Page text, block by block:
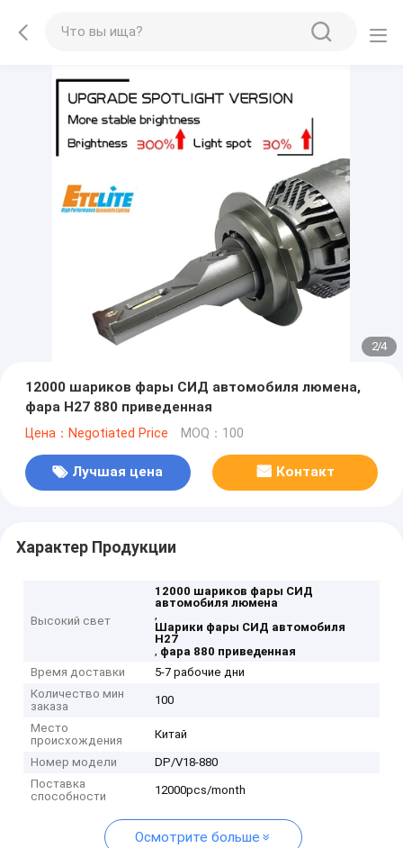
2/4
12000 шариков фары СИД автомобиля люмена,
фара H27 880 приведенная
Цена：Negotiated Price MOQ：100
Лучшая цена Контакт
Характер Продукции
Высокий свет
12000 шариков фары СИД
автомобиля люмена
,
Шарики фары СИД автомобиля
H27
, фара 880 приведенная
Время доставки
5-7 рабочие дни
Количество мин
заказа
100
Место
происхождения
Китай
Номер модели
DP/V18-880
Поставка
способности
12000pcs/month
Осмотрите больше